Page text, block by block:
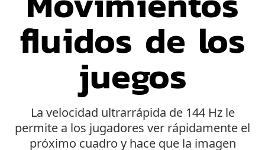
fluidos de los
juegos
La velocidad ultrarrápida de 144 Hz le
permite a los jugadores ver rápidamente el
próximo cuadro y hace que la imagen